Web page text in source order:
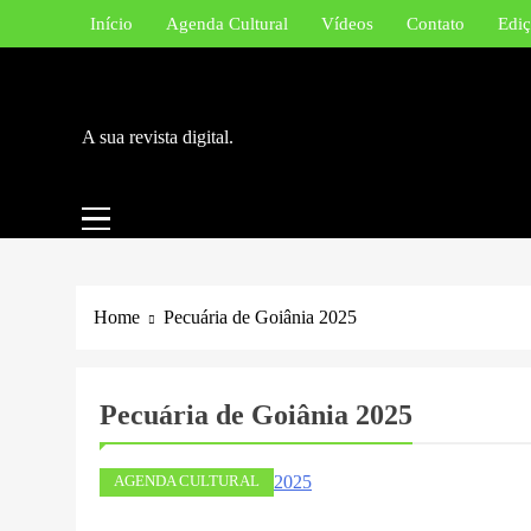
Início Agenda Cultural Vídeos Contato
A sua revista digital.
Home Pecuária de Goiânia 2025
Pecuária de Goiânia 2025
AGENDA CULTURAL